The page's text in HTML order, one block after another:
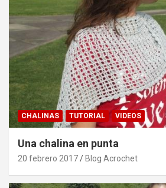
CHALINAS TUTORIAL VIDEOS
Una chalina en punta
20 febrero 2017 Blog Acrochet